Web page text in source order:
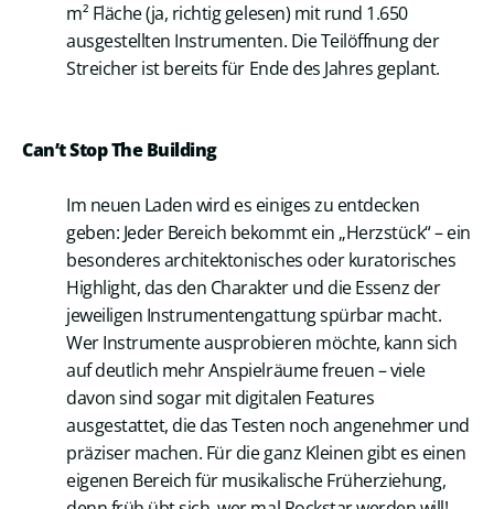
m² Fläche (ja, richtig gelesen) mit rund 1.650
ausgestellten Instrumenten. Die Teilöffnung der
Streicher ist bereits für Ende des Jahres geplant.
Can’t Stop The Building
Im neuen Laden wird es einiges zu entdecken
geben: Jeder Bereich bekommt ein „Herzstück“ – ein
besonderes architektonisches oder kuratorisches
Highlight, das den Charakter und die Essenz der
jeweiligen Instrumentengattung spürbar macht.
Wer Instrumente ausprobieren möchte, kann sich
auf deutlich mehr Anspielräume freuen – viele
davon sind sogar mit digitalen Features
ausgestattet, die das Testen noch angenehmer und
präziser machen. Für die ganz Kleinen gibt es einen
eigenen Bereich für musikalische Früherziehung,